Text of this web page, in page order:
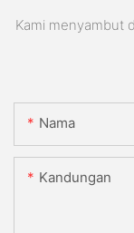
Kami menyambut
Nama
Kandungan